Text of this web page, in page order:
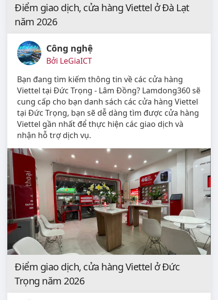
Điểm giao dịch, cửa hàng Viettel ở Đà Lạt
năm 2026
Công nghệ
Bởi LeGiaICT
Bạn đang tìm kiếm thông tin về các cửa hàng
Viettel tại Đức Trọng - Lâm Đồng? Lamdong360 sẽ
cung cấp cho bạn danh sách các cửa hàng Viettel
tại Đức Trọng, bạn sẽ dễ dàng tìm được cửa hàng
Viettel gần nhất để thực hiện các giao dịch và
nhận hỗ trợ dịch vụ.
Điểm giao dịch, cửa hàng Viettel ở Đức
Trọng năm 2026